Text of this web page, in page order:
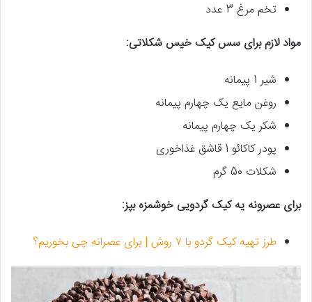
تخم ‌مرغ 3 عدد
مواد لازم برای سس کیک خیس شکلاتی:
شیر 1 پیمانه
روغن مایع یک چهارم پیمانه
شکر یک چهارم پیمانه
پودر کاکائو 1 قاشق غذاخوری
شکلات 50 گرم
برای عصرونه یه کیک گردویی خوشمزه بپز:
طرز تهیه کیک گردو با ۷ روش | برای عصرانه چی بخوریم؟